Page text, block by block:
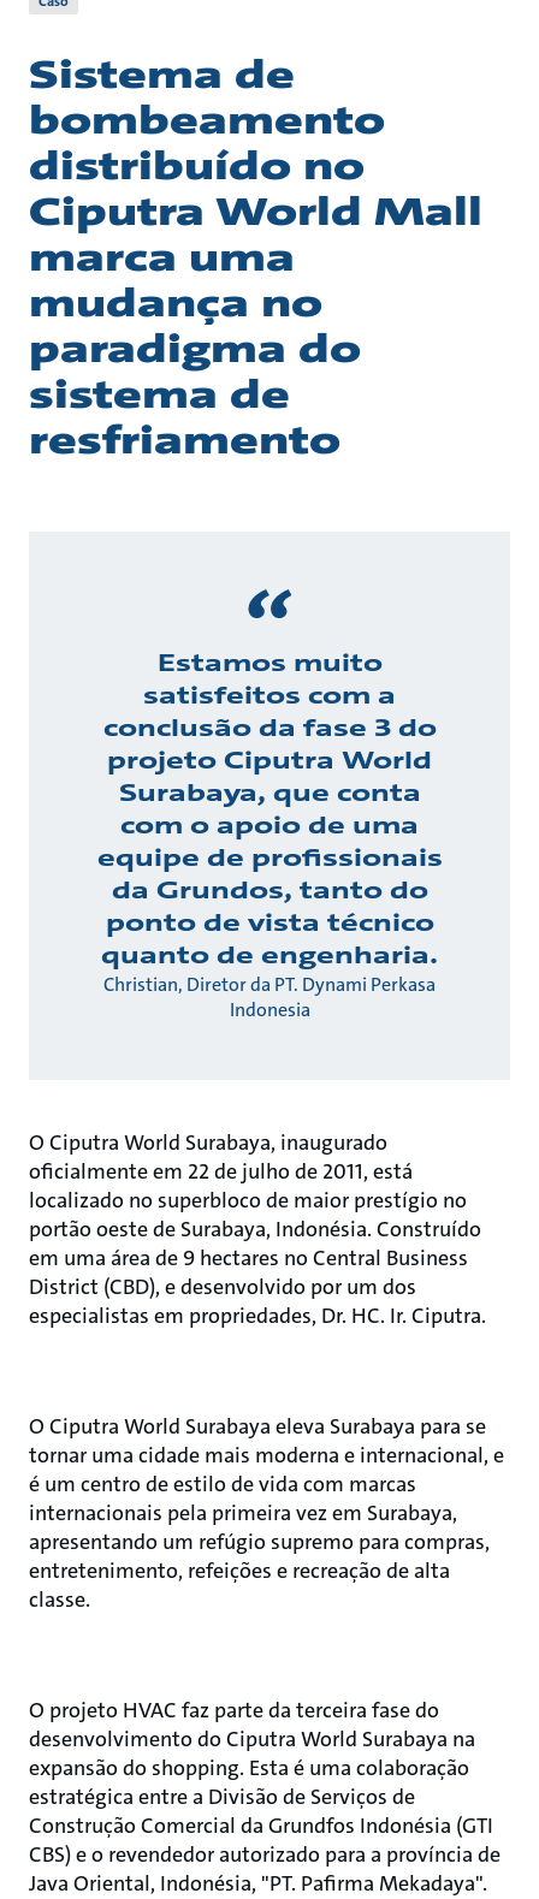
Sistema de
bombeamento
distribuído no
Ciputra World Mall
marca uma
mudança no
paradigma do
sistema de
resfriamento
Estamos muito
satisfeitos com a
conclusão da fase 3 do
projeto Ciputra World
Surabaya, que conta
com o apoio de uma
equipe de profissionais
da Grundos, tanto do
ponto de vista técnico
quanto de engenharia.
Christian, Diretor da PT. Dynami Perkasa
Indonesia
O Ciputra World Surabaya, inaugurado
oficialmente em 22 de julho de 2011, está
localizado no superbloco de maior prestígio no
portão oeste de Surabaya, Indonésia. Construído
em uma área de 9 hectares no Central Business
District (CBD), e desenvolvido por um dos
especialistas em propriedades, Dr. HC. Ir. Ciputra.
O Ciputra World Surabaya eleva Surabaya para se
tornar uma cidade mais moderna e internacional, e
é um centro de estilo de vida com marcas
internacionais pela primeira vez em Surabaya,
apresentando um refúgio supremo para compras,
entretenimento, refeições e recreação de alta
classe.
O projeto HVAC faz parte da terceira fase do
desenvolvimento do Ciputra World Surabaya na
expansão do shopping. Esta é uma colaboração
estratégica entre a Divisão de Serviços de
Construção Comercial da Grundfos Indonésia (GTI
CBS) e o revendedor autorizado para a província de
Java Oriental, Indonésia, "PT. Pafirma Mekadaya".